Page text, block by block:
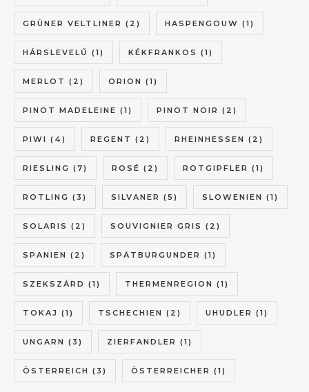
GRÜNER VELTLINER (2) HASPENGOUW (1)
HÁRSLEVELŰ (1) KÉKFRANKOS (1)
MERLOT (2) ORION (1)
PINOT MADELEINE (1) PINOT NOIR (2)
PIWI (4) REGENT (2) RHEINHESSEN (2)
RIESLING (7) ROSÉ (2) ROTGIPFLER (1)
ROTLING (3) SILVANER (5) SLOWENIEN (1)
SOLARIS (2) SOUVIGNIER GRIS (2)
SPANIEN (2) SPÄTBURGUNDER (1)
SZEKSZÁRD (1) THERMENREGION (1)
TOKAJ (1) TSCHECHIEN (2) UHUDLER (1)
UNGARN (3) ZIERFANDLER (1)
ÖSTERREICH (3) ÖSTERREICHER (1)